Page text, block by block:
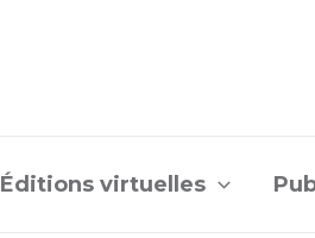
Éditions virtuelles